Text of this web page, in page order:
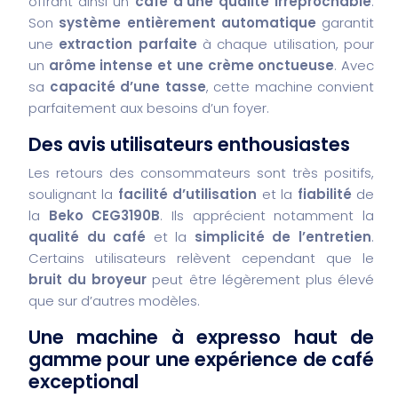
Son système entièrement automatique garantit
une extraction parfaite à chaque utilisation, pour
un arôme intense et une crème onctueuse. Avec
sa capacité d’une tasse, cette machine convient
parfaitement aux besoins d’un foyer.
Des avis utilisateurs enthousiastes
Les retours des consommateurs sont très positifs,
soulignant la facilité d’utilisation et la fiabilité de
la Beko CEG3190B. Ils apprécient notamment la
qualité du café et la simplicité de l’entretien.
Certains utilisateurs relèvent cependant que le
bruit du broyeur peut être légèrement plus élevé
que sur d’autres modèles.
Une machine à expresso haut de
gamme pour une expérience de café
exceptional